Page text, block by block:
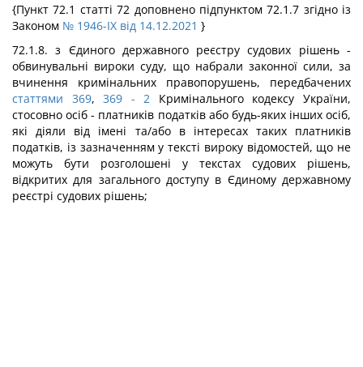
{Пункт 72.1 статті 72 доповнено підпунктом 72.1.7 згідно із
Законом № 1946-IX від 14.12.2021 }
72.1.8. з Єдиного державного реєстру судових рішень -
обвинувальні вироки суду, що набрали законної сили, за
вчинення кримінальних правопорушень, передбачених
статтями 369,369 - 2 Кримінального кодексу України,
стосовно осіб - платників податків або будь-яких інших осіб,
які діяли від імені та/або в інтересах таких платників
податків, із зазначенням у тексті вироку відомостей, що не
можуть бути розголошені у текстах судових рішень,
відкритих для загального доступу в Єдиному державному
реєстрі судових рішень;